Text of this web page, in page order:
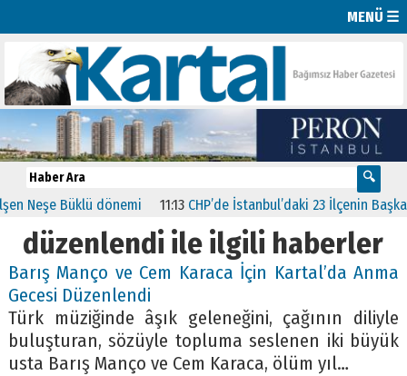
MENÜ ☰
Büklü dönemi 11:13 CHP’de İstanbul’daki 23 İlçenin Başkanları
düzenlendi ile ilgili haberler
Barış Manço ve Cem Karaca İçin Kartal’da Anma
Gecesi Düzenlendi
Türk müziğinde âşık geleneğini, çağının diliyle
buluşturan, sözüyle topluma seslenen iki büyük
usta Barış Manço ve Cem Karaca, ölüm yıl…